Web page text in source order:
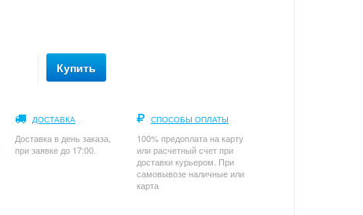
Купить
ДОСТАВКА
Доставка в день заказа,
при заявке до 17:00.
СПОСОБЫ ОПЛАТЫ
100% предоплата на карту
или расчетный счет при
доставки курьером. При
самовывозе наличные или
карта